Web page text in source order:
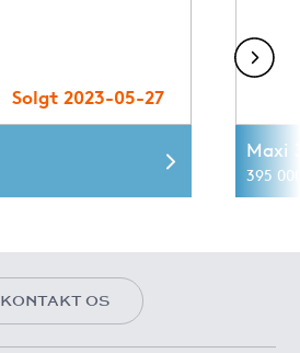
Solgt 2023-05-27
Maxi
395
KONTAKT OS